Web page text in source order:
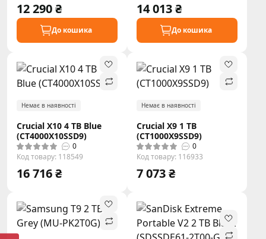
12 290 ₴
До кошика
14 013 ₴
До кошика
Немає в наявності
Crucial X10 4 TB Blue
(CT4000X10SSD9)
0
Код товару: 118549
16 716 ₴
Немає в наявності
Crucial X9 1 TB
(CT1000X9SSD9)
0
Код товару: 116933
7 073 ₴